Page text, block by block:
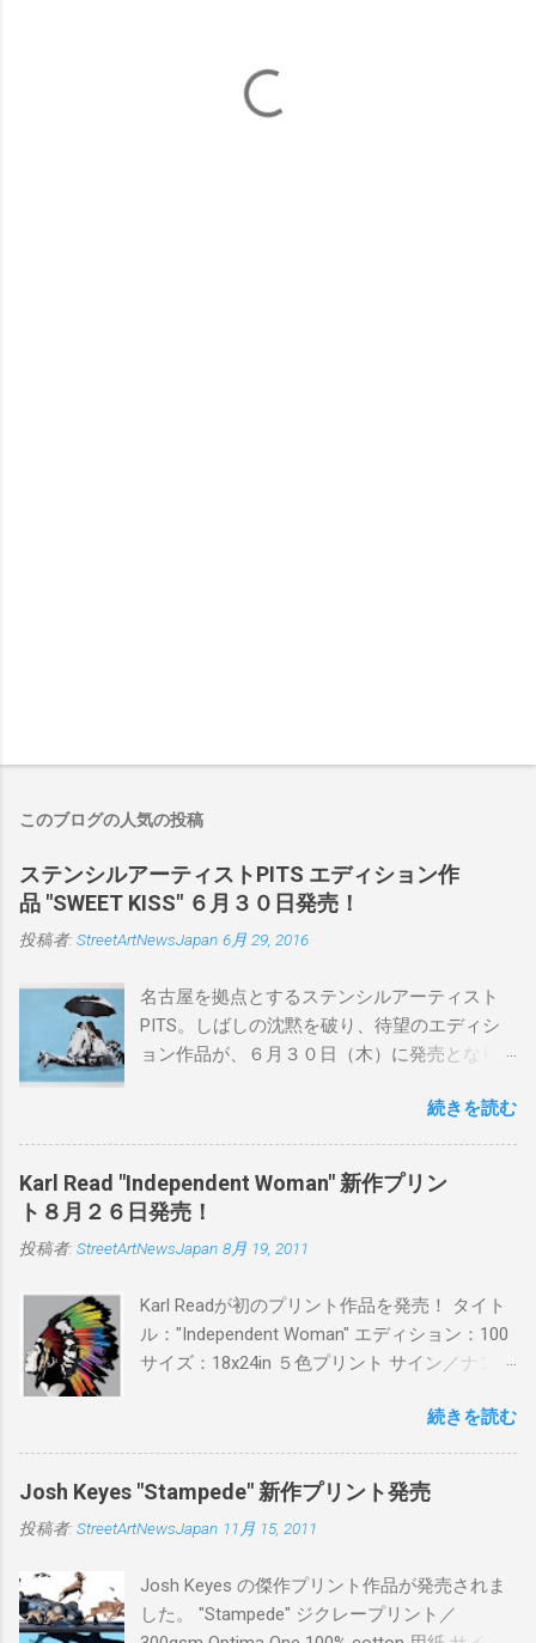
このブログの人気の投稿
ステンシルアーティストPITS エディション作
品 "SWEET KISS" ６月３０日発売！
投稿者: StreetArtNewsJapan 6月 29, 2016
名古屋を拠点とするステンシルアーティスト
PITS。しばしの沈黙を破り、待望のエディシ
ョン作品が、６月３０日（木）に発売となり
品に落とし込むスタイルは今作でも健在。(
PITSの過去記事はこちらから ) 発売日：6月30
日(木)19時 タイトル：SWEET KISS カラー：
BLUE/MINT GREEN/PINK/YELLOW エディショ
ン：各色５ サイズ：800mm × 550mm 価格：
¥16,000(¥17,280) 購入は、 こちら から
続きを読む
Karl Read "Independent Woman" 新作プリン
ト８月２６日発売！
投稿者: StreetArtNewsJapan 8月 19, 2011
Karl Readが初のプリント作品を発売！ タイト
ル："Independent Woman" エディション：100
サイズ：18x24in ５色プリント サイン／ナンバ
ドフィニッシュバージョン（エディション：
25）$125 購入は８月２６日に こちら から
続きを読む
Josh Keyes "Stampede" 新作プリント発売
投稿者: StreetArtNewsJapan 11月 15, 2011
Josh Keyes の傑作プリント作品が発売されま
した。 "Stampede" ジクレープリント／